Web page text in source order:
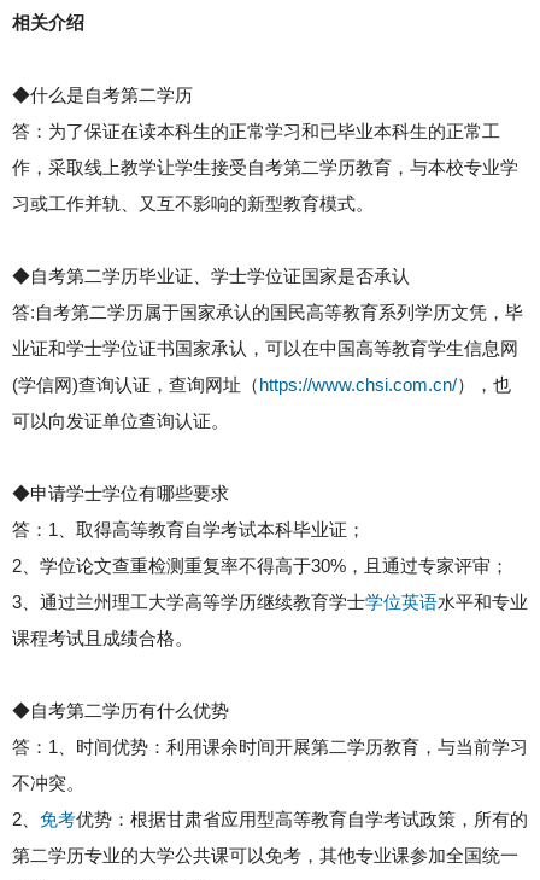
相关介绍
◆什么是自考第二学历
答：为了保证在读本科生的正常学习和已毕业本科生的正常工
作，采取线上教学让学生接受自考第二学历教育，与本校专业学
习或工作并轨、又互不影响的新型教育模式。
◆自考第二学历毕业证、学士学位证国家是否承认
答:自考第二学历属于国家承认的国民高等教育系列学历文凭，毕
业证和学士学位证书国家承认，可以在中国高等教育学生信息网
(学信网)查询认证，查询网址（ https://www.chsi.com.cn/），也
可以向发证单位查询认证。
◆申请学士学位有哪些要求
答：1、取得高等教育自学考试本科毕业证；
2、学位论文查重检测重复率不得高于30%，且通过专家评审；
3、通过兰州理工大学高等学历继续教育学士学位英语水平和专业
课程考试且成绩合格。
◆自考第二学历有什么优势
答：1、时间优势：利用课余时间开展第二学历教育，与当前学习
不冲突。
2、 免考优势：根据甘肃省应用型高等教育自学考试政策，所有的
第二学历专业的大学公共课可以免考，其他专业课参加全国统一